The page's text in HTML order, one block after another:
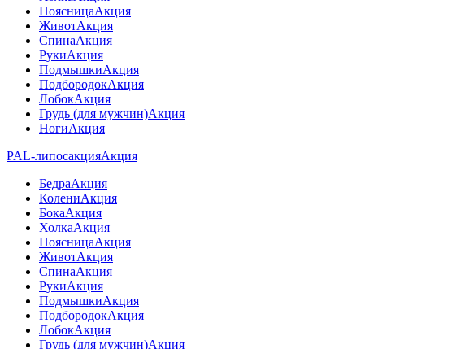
ПоясницаАкция
ЖивотАкция
СпинаАкция
РукиАкция
ПодмышкиАкция
ПодбородокАкция
ЛобокАкция
Грудь (для мужчин)Акция
НогиАкция
PAL-липосакцияАкция
БедраАкция
КолениАкция
БокаАкция
ХолкаАкция
ПоясницаАкция
ЖивотАкция
СпинаАкция
РукиАкция
ПодмышкиАкция
ПодбородокАкция
ЛобокАкция
Грудь (для мужчин)Акция